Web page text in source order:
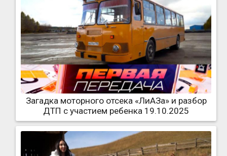
Загадка моторного отсека «ЛиАЗа» и разбор
ДТП с участием ребенка 19.10.2025